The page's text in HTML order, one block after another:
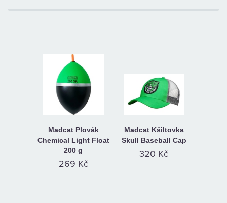
Madcat Plovák
Chemical Light Float
200 g
269 Kč
Madcat Kšiltovka
Skull Baseball Cap
320 Kč